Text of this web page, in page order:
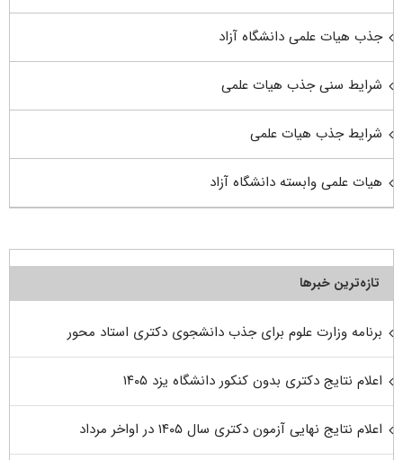
جذب هیات علمی دانشگاه آزاد
شرایط سنی جذب هیات علمی
شرایط جذب هیات علمی
هیات علمی وابسته دانشگاه آزاد
تازه‌ترین خبرها
برنامه وزارت علوم برای جذب دانشجوی دکتری استاد محور
اعلام نتایج دکتری بدون کنکور دانشگاه یزد ۱۴۰۵
اعلام نتایج نهایی آزمون دکتری سال ۱۴۰۵ در اواخر مرداد